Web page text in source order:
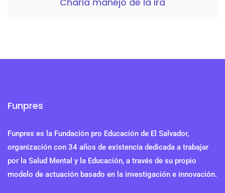
Funpres
Funpres es la Fundación pro Educación de El Salvador,
organización con 34 años de existencia dedicada a trabajar
por la Salud Mental y la Educación, a través de su propio
modelo de actuación basado en la investigación e innovación.